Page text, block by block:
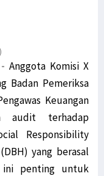
- Anggota Komisi X
Badan Pemeriksa
Keuangan
audit terhadap
Responsibility
yang berasal
ini penting untuk